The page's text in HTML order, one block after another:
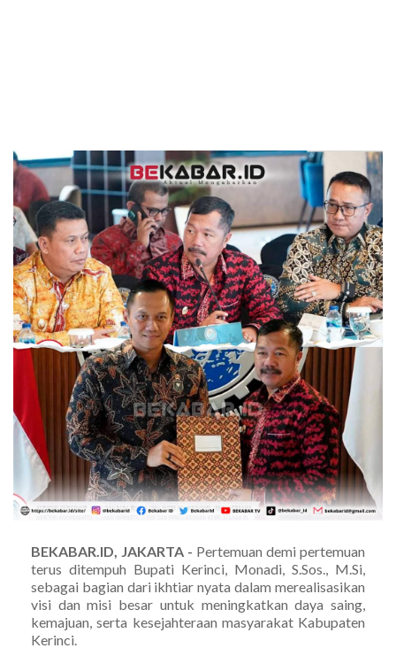
BEKABAR.ID, JAKARTA - Pertemuan demi pertemuan
terus ditempuh Bupati Kerinci, Monadi, S.Sos., M.Si,
sebagai bagian dari ikhtiar nyata dalam merealisasikan
visi dan misi besar untuk meningkatkan daya saing,
kemajuan, serta kesejahteraan masyarakat Kabupaten
Kerinci.